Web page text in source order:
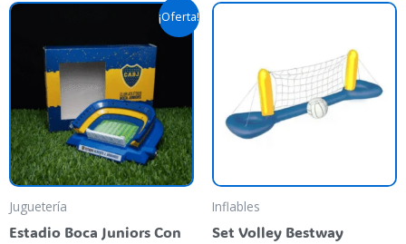
¡Oferta!
Juguetería
Estadio Boca Juniors Con
Original
was:
$ 59.900,00.
Current
price
is:
$ 40.000,00.
Inflables
Set Volley Bestway